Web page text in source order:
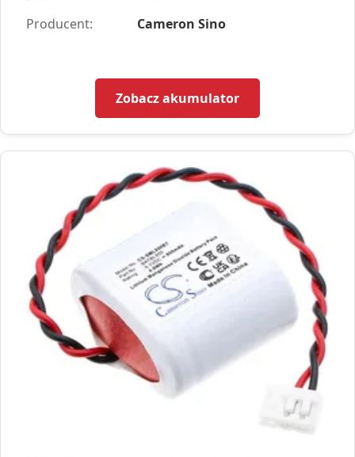
Producent: Cameron Sino
Zobacz akumulator